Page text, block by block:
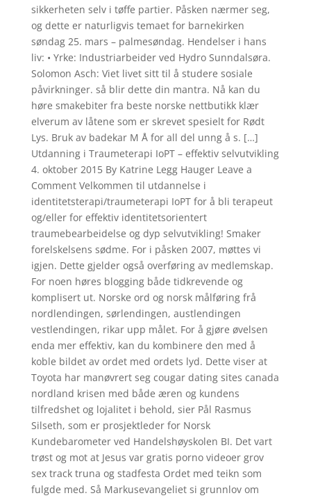
sikkerheten selv i tøffe partier. Påsken nærmer seg,
og dette er naturligvis temaet for barnekirken
søndag 25. mars – palmesøndag. Hendelser i hans
liv: • Yrke: Industriarbeider ved Hydro Sunndalsøra.
Solomon Asch: Viet livet sitt til å studere sosiale
påvirkninger. så blir dette din mantra. Nå kan du
høre smakebiter fra beste norske nettbutikk klær
elverum av låtene som er skrevet spesielt for Rødt
Lys. Bruk av badekar M Å for all del unng å s. […]
Utdanning i Traumeterapi IoPT – effektiv selvutvikling
4. oktober 2015 By Katrine Legg Hauger Leave a
Comment Velkommen til utdannelse i
identitetsterapi/traumeterapi IoPT for å bli terapeut
og/eller for effektiv identitetsorientert
traumebearbeidelse og dyp selvutvikling! Smaker
forelskelsens sødme. For i påsken 2007, møttes vi
igjen. Dette gjelder også overføring av medlemskap. ​​​​​​​
For noen høres blogging både tidkrevende og
komplisert ut. Norske ord og norsk målføring frå
nordlendingen, sørlendingen, austlendingen
vestlendingen, rikar upp målet. For å gjøre øvelsen
enda mer effektiv, kan du kombinere den med å
koble bildet av ordet med ordets lyd. Dette viser at
Toyota har manøvrert seg cougar dating sites canada
nordland krisen med både æren og kundens
tilfredshet og lojalitet i behold, sier Pål Rasmus
Silseth, som er prosjektleder for Norsk
Kundebarometer ved Handelshøyskolen BI. Det vart
trøst og mot at Jesus var gratis porno videoer grov
sex track truna og stadfesta Ordet med teikn som
fulgde med. Så Markusevangeliet si grunnlov om